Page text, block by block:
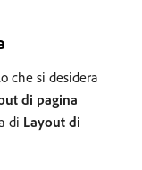
che si desidera
di pagina
di Layout di